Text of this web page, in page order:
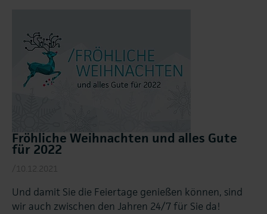
Fröhliche Weihnachten und alles Gute
für 2022
/10.12.2021
Und damit Sie die Feiertage genießen können, sind
wir auch zwischen den Jahren 24/7 für Sie da!